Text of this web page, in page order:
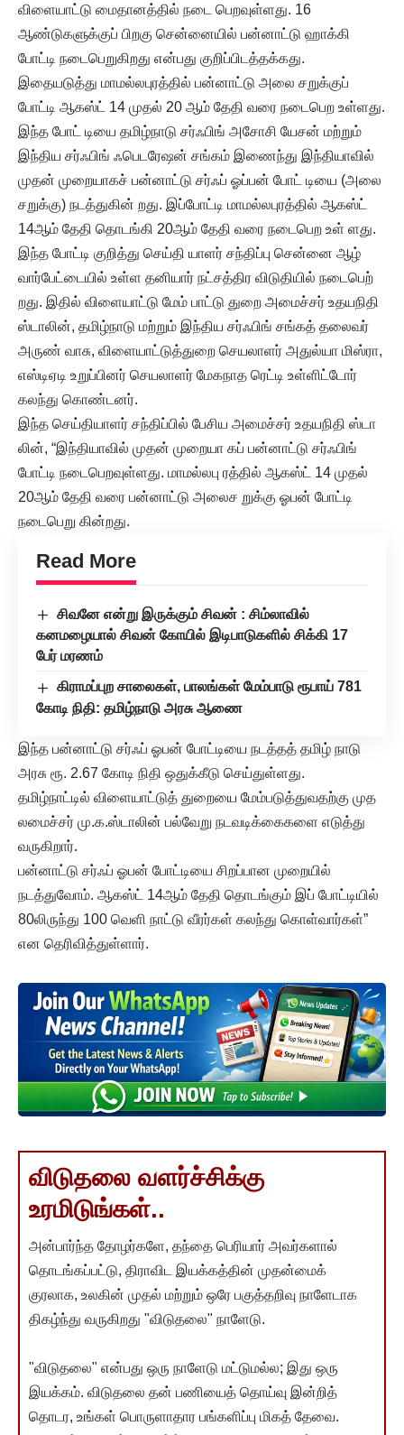
விளையாட்டு மைதானத்தில் நடை பெறவுள்ளது. 16
ஆண்டுகளுக்குப் பிறகு சென்னையில் பன்னாட்டு ஹாக்கி
போட்டி நடைபெறுகிறது என்பது குறிப்பிடத்தக்கது.
இதையடுத்து மாமல்லபுரத்தில் பன்னாட்டு அலை சறுக்குப்
போட்டி ஆகஸ்ட் 14 முதல் 20 ஆம் தேதி வரை நடைபெற உள்ளது.
இந்த போட் டியை தமிழ்நாடு சர்ஃபிங் அசோசி யேசன் மற்றும்
இந்திய சர்ஃபிங் ஃபெடரேஷன் சங்கம் இணைந்து இந்தியாவில்
முதன் முறையாகச் பன்னாட்டு சர்ஃப் ஓப்பன் போட் டியை (அலை
சறுக்கு) நடத்துகின் றது. இப்போட்டி மாமல்லபுரத்தில் ஆகஸ்ட்
14ஆம் தேதி தொடங்கி 20ஆம் தேதி வரை நடைபெற உள் ளது.
இந்த போட்டி குறித்து செய்தி யாளர் சந்திப்பு சென்னை ஆழ்
வார்பேட்டையில் உள்ள தனியார் நட்சத்திர விடுதியில் நடைபெற்
றது. இதில் விளையாட்டு மேம் பாட்டு துறை அமைச்சர் உதயநிதி
ஸ்டாலின், தமிழ்நாடு மற்றும் இந்திய சர்ஃபிங் சங்கத் தலைவர்
அருண் வாசு, விளையாட்டுத்துறை செயலாளர் அதுல்யா மிஸ்ரா,
எஸ்டிஏடி உறுப்பினர் செயலாளர் மேகநாத ரெட்டி உள்ளிட்டோர்
கலந்து கொண்டனர்.
இந்த செய்தியாளர் சந்திப்பில் பேசிய அமைச்சர் உதயநிதி ஸ்டா
லின், “இந்தியாவில் முதன் முறையா கப் பன்னாட்டு சர்ஃபிங்
போட்டி நடைபெறவுள்ளது. மாமல்லபு ரத்தில் ஆகஸ்ட் 14 முதல்
20ஆம் தேதி வரை பன்னாட்டு அலைச றுக்கு ஓபன் போட்டி
நடைபெறு கின்றது.
Read More
சிவனே என்று இருக்கும் சிவன் : சிம்லாவில்
கனமழையால் சிவன் கோயில் இடிபாடுகளில் சிக்கி 17
பேர் மரணம்
கிராமப்புற சாலைகள், பாலங்கள் மேம்பாடு ரூபாய் 781
கோடி நிதி: தமிழ்நாடு அரசு ஆணை
இந்த பன்னாட்டு சர்ஃப் ஓபன் போட்டியை நடத்தத் தமிழ் நாடு
அரசு ரூ. 2.67 கோடி நிதி ஒதுக்கீடு செய்துள்ளது.
தமிழ்நாட்டில் விளையாட்டுத் துறையை மேம்படுத்துவதற்கு முத
லமைச்சர் மு.க.ஸ்டாலின் பல்வேறு நடவடிக்கைகளை எடுத்து
வருகிறார்.
பன்னாட்டு சர்ஃப் ஓபன் போட்டியை சிறப்பான முறையில்
நடத்துவோம். ஆகஸ்ட் 14ஆம் தேதி தொடங்கும் இப் போட்டியில்
80லிருந்து 100 வெளி நாட்டு வீரர்கள் கலந்து கொள்வார்கள்”
என தெரிவித்துள்ளார்.
விடுதலை வளர்ச்சிக்கு
உரமிடுங்கள்..
அன்பார்ந்த தோழர்களே, தந்தை பெரியார் அவர்களால்
தொடங்கப்பட்டு, திராவிட இயக்கத்தின் முதன்மைக்
குரலாக, உலகின் முதல் மற்றும் ஒரே பகுத்தறிவு நாளேடாக
திகழ்ந்து வருகிறது "விடுதலை" நாளேடு.
"விடுதலை" என்பது ஒரு நாளேடு மட்டுமல்ல; இது ஒரு
இயக்கம். விடுதலை தன் பணியைத் தொய்வு இன்றித்
தொடர, உங்கள் பொருளாதார பங்களிப்பு மிகத் தேவை.